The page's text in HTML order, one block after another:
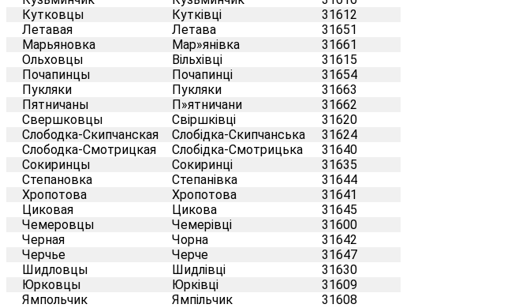
Кутковцы
Кутківці
31612
Летавая
Летава
31651
Марьяновка
Мар»янівка
31661
Ольховцы
Вільхівці
31615
Почапинцы
Почапинці
31654
Пукляки
Пукляки
31663
Пятничаны
П»ятничани
31662
Свершковцы
Свіршківці
31620
Слободка-Скипчанская
Слобідка-Скипчанська
31624
Слободка-Смотрицкая
Слобідка-Смотрицька
31640
Сокиринцы
Сокиринці
31635
Степановка
Степанівка
31644
Хропотова
Хропотова
31641
Циковая
Цикова
31645
Чемеровцы
Чемерівці
31600
Черная
Чорна
31642
Черчье
Черче
31647
Шидловцы
Шидлівці
31630
Юрковцы
Юрківці
31609
Ямпольчик
Ямпільчик 31608